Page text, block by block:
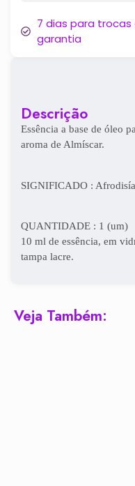
Descrição
Essência a base de óleo
aroma de Almíscar.
SIGNIFICADO :
QUANTIDADE : 1 (um)
10 ml de essência, em
tampa lacre.
7 dias para
garantia
Veja Também: